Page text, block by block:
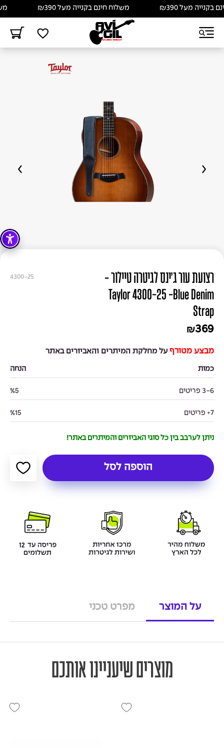
מעל ₪390 משלוח חינם בקנייה מעל ₪390
4300-25
רצועת עור ג'ינס לגיטרה טיילור -
Taylor 4300-25 -Blue Denim
Strap
₪369
מבצע מטורף על מחלקת המיתרים והאביזרים באתר
כמות הנחה
3-6 פריטים %5
7+ פריטים %15
ניתן לערבב בין כל סוגי האביזרים והמיתרים באתר!
הוספה לסל
על המוצר מפרט טכני
מוצרים שיעניינו אותכם